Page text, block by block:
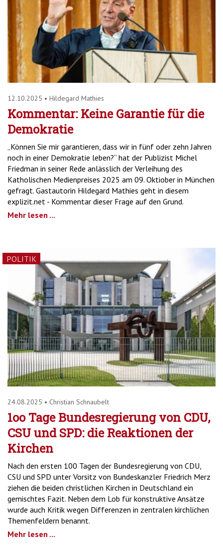
12.10.2025 • Hildegard Mathies
Kommentar: Keine Garantie für die
Demokratie
„Können Sie mir garantieren, dass wir in fünf oder zehn Jahren
noch in einer Demokratie leben?“ hat der Publizist Michel
Friedman in seiner Rede anlässlich der Verleihung des
Katholischen Medienpreises 2025 am 09. Oktiober in München
gefragt. Gastautorin Hildegard Mathies geht in diesem
explizit.net - Kommentar dieser Frage auf den Grund.
Mehr lesen ...
POLITIK
24.08.2025 • Christian Schnaubelt
1oo Tage Bundesregierung von CDU,
CSU und SPD: die Reaktionen der
Kirchen
Nach den ersten 100 Tagen der Bundesregierung von CDU,
CSU und SPD unter Vorsitz von Bundeskanzler Friedrich Merz
ziehen die beiden christlichen Kirchen in Deutschland ein
gemischtes Fazit. Neben dem Lob für konstruktive Ansätze
wurde auch Kritik wegen Differenzen in zentralen kirchlichen
Themenfeldern benannt.
Mehr lesen ...